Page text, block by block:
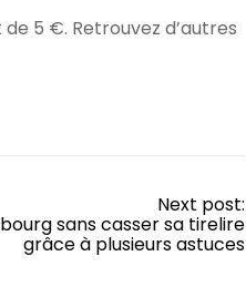
5 €. Retrouvez d’autres
Next post:
sans casser sa tirelire
grâce à plusieurs astuces